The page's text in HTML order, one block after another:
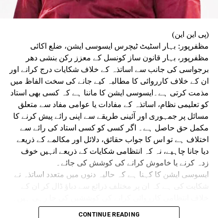
واضح رہے کہ گزشتہ ماہ طلبہ تحریک کے دوران بہار بھر میں
شدید احتجاجی مظاہرے ہوئے تھے۔ اس دوران احتجاج کرنے والے
طلبہ و طالبات اور پولیس اہلکاروں کے درمیان متعدد مقامات
پر جھڑپیں ہوئیں۔ کئی شہروں میں پتھراؤ اور لاٹھی چارج کے
واقعات میں مظاہرین طلبہ زخمی ہوئے تھے۔
سیوان میں طلبہ تحریک نے پُرتشدد رخ اختیار کر لیا تھا۔
اپوزیشن کا الزام ہے کہ پولیس نے مظاہرین پر گولیاں چلائیں،
جس کے نتیجے میں تین طلبہ زخمی ہو گئے تھے۔ بعد ازاں
سیوان کے سپرنٹنڈنٹ آف پولیس (ایس پی) پورن کمار جھا نے اے
کے-47 سے فائرنگ کرنے والے کانسٹیبل ابھیشیک کمار کو معطل
کر دیا تھا۔ ہاتھ میں اے کے-47 تھامے فائرنگ کرتے ایک پولیس
اہلکار کی ویڈیو بھی سوشل میڈیا پر بڑے پیمانے پر وائرل ہوئی
تھی۔
(پی این این)
مظفرپور: بہار اسٹیٹ ٹیچرس ایسوسی ایشن، ضلع اکائی
مظفرپور، بہار قانون ساز کونسل کے معزز رکن بنشی دھر
برجواسی کی جانب سے اساتذہ کے خلاف شکایات درج کرانے اور
ان کے خلاف کارروائی کا مطالبہ کیے جانے کی سخت الفاظ میں
مذمت کرتی ہے۔ایسوسی ایشن کا ماننا ہے کہ کسی بھی استاد
کو تعلیمی نظام، اساتذہ کے مفادات یا عوامی مفاد سے متعلق
مسائل پر جمہوری اور آئینی طریقے سے اپنی رائے پیش کرنے کا
مکمل حق حاصل ہے۔ اگر کسی کو کسی استاد کی رائے سے
اختلاف ہے تو اس کا جواب حقائق، دلائل اور مکالمے کے ذریعے
دیا جانا چاہیے، نہ کہ انتظامی شکایات کے ذریعے انہیں خوف
زدہ کرنے یا خاموش کرانے کی کوشش کی جائے۔
ایسوسی ایشن کا کہنا ہے کہ حالیہ دنوں میں متعدد اساتذہ نے
ان تمام شکایات کی غیر جانبدارانہ اور شفاف جانچ ہونی چاہیے
CONTINUE READING